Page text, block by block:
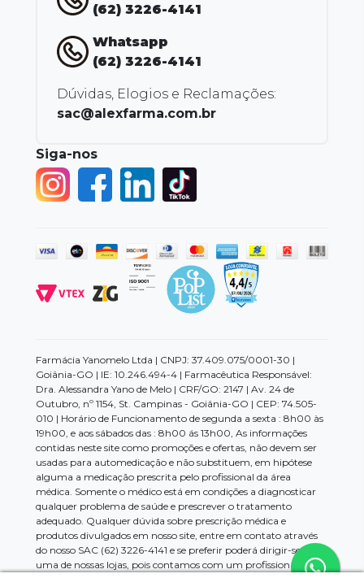
(62) 3226-4141
Whatsapp
(62) 3226-4141
Dúvidas, Elogios e Reclamações:
sac@alexfarma.com.br
Siga-nos
Farmácia Yanomelo Ltda | CNPJ: 37.409.075/0001-30 |
Goiânia-GO | IE: 10.246.494-4 | Farmacêutica Responsável:
Dra. Alessandra Yano de Melo | CRF/GO: 2147 | Av. 24 de
Outubro, nº 1154, St. Campinas - Goiânia-GO | CEP: 74.505-
010 | Horário de Funcionamento de segunda a sexta : 8h00 às
19h00, e aos sábados das : 8h00 ás 13h00, As informações
contidas neste site como promoções e ofertas, não devem ser
usadas para automedicação e não substituem, em hipótese
alguma a medicação prescrita pelo profissional da área
médica. Somente o médico está em condições a diagnosticar
qualquer problema de saúde e prescrever o tratamento
adequado. Qualquer dúvida sobre prescrição médica e
produtos divulgados em nosso site, entre em contato através
do nosso SAC (62) 3226-4141 e se preferir poderá dirigir-se a
uma de nossas lojas, pois contamos com um profissional da